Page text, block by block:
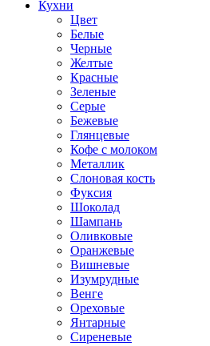
Кухни
Цвет
Белые
Черные
Желтые
Красные
Зеленые
Серые
Бежевые
Глянцевые
Кофе с молоком
Металлик
Слоновая кость
Фуксия
Шоколад
Шампань
Оливковые
Оранжевые
Вишневые
Изумрудные
Венге
Ореховые
Янтарные
Сиреневые